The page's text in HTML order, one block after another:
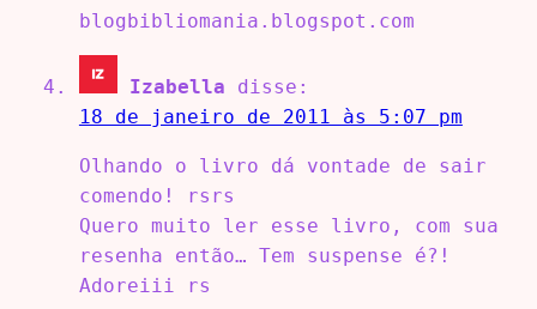
blogbibliomania.blogspot.com
Izabella
disse:
18 de janeiro de 2011 às 5:07 pm
Olhando o livro dá vontade de sair
comendo! rsrs
Quero muito ler esse livro, com sua
resenha então… Tem suspense é?!
Adoreiii rs